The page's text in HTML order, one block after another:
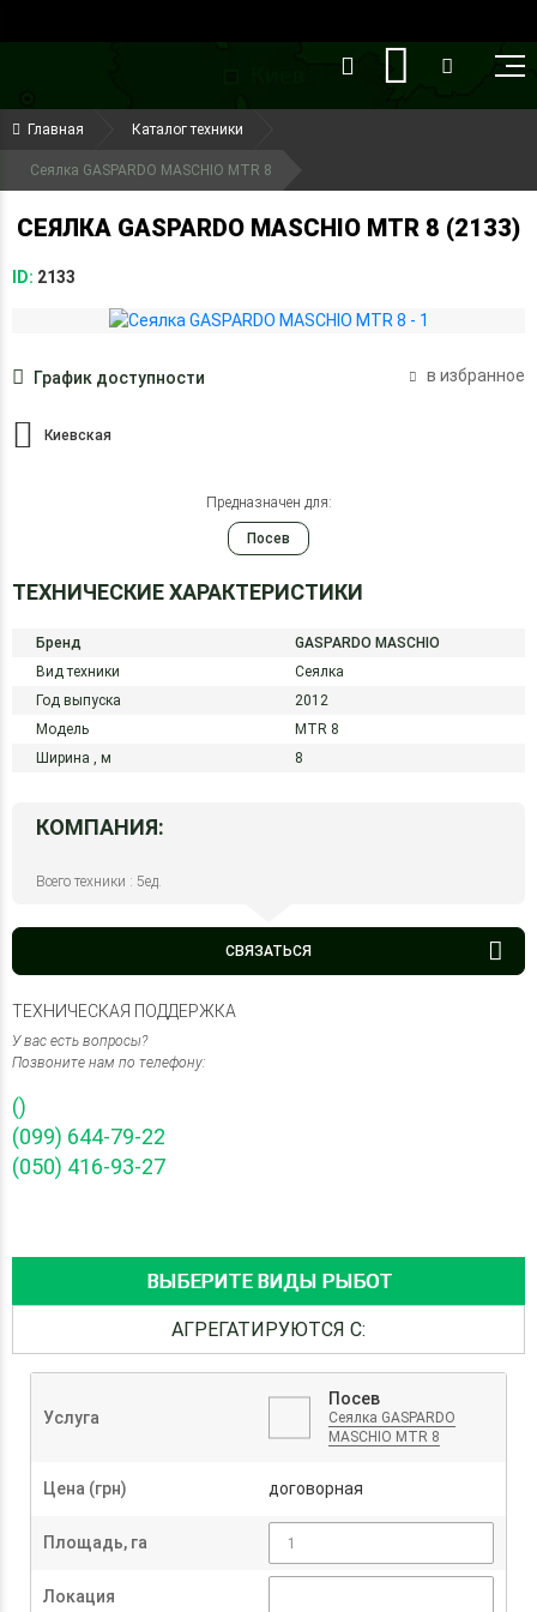
(099) 644-79-22
(050) 416-93-27
Главная Каталог техники
Сеялка GASPARDO MASCHIO MTR 8
СЕЯЛКА GASPARDO MASCHIO MTR 8 (2133)
ID: 2133
График доступности в избранное
Киевская
Предназначен для:
Посев
ТЕХНИЧЕСКИЕ ХАРАКТЕРИСТИКИ
Бренд
GASPARDO MASCHIO
Вид техники
Сеялка
Год выпуска
2012
Модель
MTR 8
Ширина , м 8
КОМПАНИЯ:
Всего техники : 5ед.
СВЯЗАТЬСЯ
ТЕХНИЧЕСКАЯ ПОДДЕРЖКА
У вас есть вопросы?
Позвоните нам по телефону:
()
(099) 644-79-22
(050) 416-93-27
ВЫБЕРИТЕ ВИДЫ РЫБОТ
АГРЕГАТИРУЮТСЯ С:
Услуга
Посев
Сеялка GASPARDO
MASCHIO MTR 8
Цена (грн) договорная
Площадь, га
Локация